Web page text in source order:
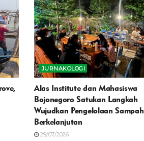
JURNAKOLOGI
Alas Institute dan Mahasiswa
Bojonegoro Satukan Langkah
Wujudkan Pengelolaan Sampah
Berkelanjutan
29/07/2026